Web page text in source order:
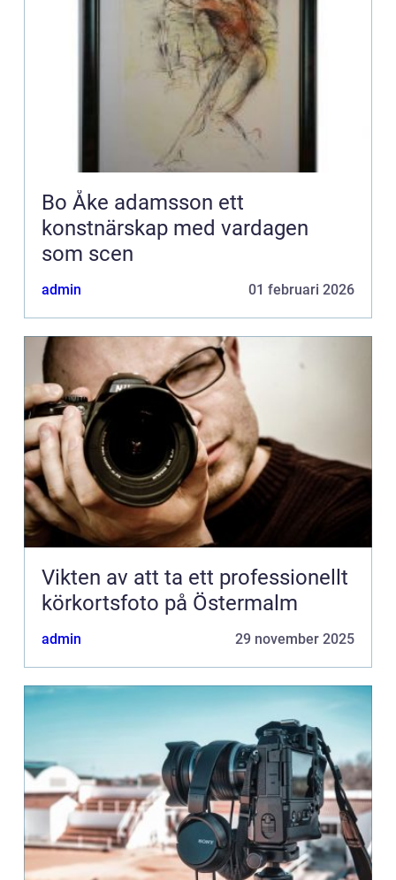
Bo Åke adamsson ett
konstnärskap med vardagen
som scen
admin 01 februari 2026
Vikten av att ta ett professionellt
körkortsfoto på Östermalm
admin 29 november 2025